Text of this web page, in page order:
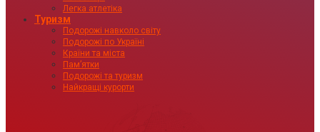
Легка атлетіка
Туризм
Подорожі навколо світу
Подорожі по Україні
Країни та міста
Пам’ятки
Подорожі та туризм
Найкращі курорти